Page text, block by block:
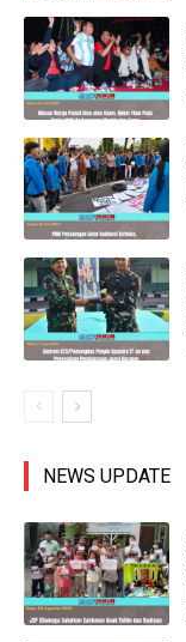
NEWS UPDATE